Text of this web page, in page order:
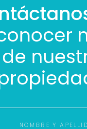
de
Para